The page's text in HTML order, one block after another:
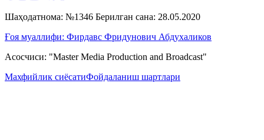
Шаҳодатнома: №1346 Берилган сана: 28.05.2020
Ғоя муаллифи: Фирдавс Фридунович Абдухаликов
Асосчиси: "Master Media Production and Broadcast"
Махфийлик сиёсатиФойдаланиш шартлари